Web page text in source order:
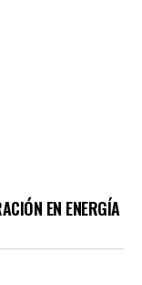
EN ENERGÍA